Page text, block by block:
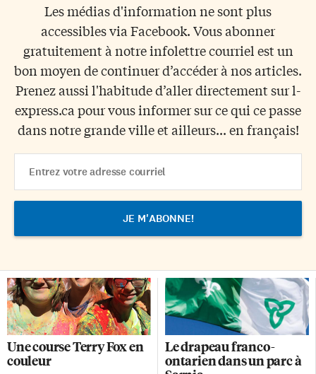
Les médias d'information ne sont plus
accessibles via Facebook. Vous abonner
gratuitement à notre infolettre courriel est un
bon moyen de continuer d’accéder à nos articles.
Prenez aussi l'habitude d’aller directement sur l-
express.ca pour vous informer sur ce qui ce passe
dans notre grande ville et ailleurs... en français!
Address
Une course Terry Fox en
couleur
Le drapeau franco-
ontarien dans un parc à